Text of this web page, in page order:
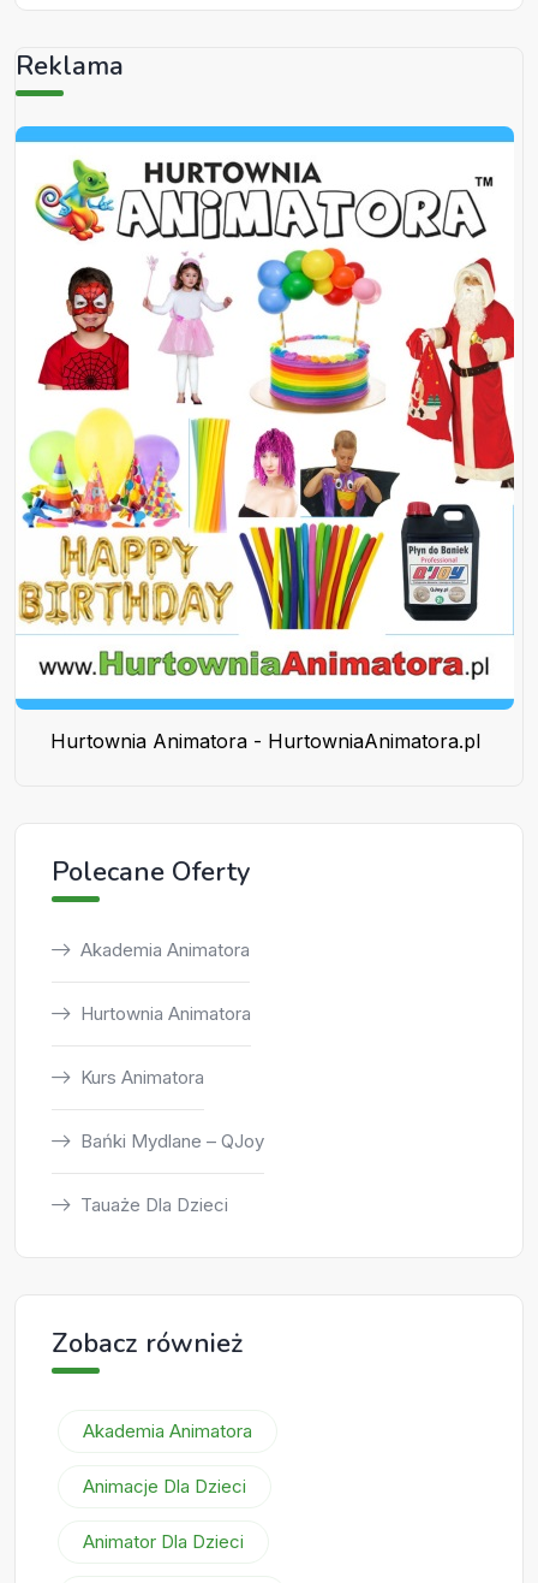
Reklama
Hurtownia Animatora - HurtowniaAnimatora.pl
Polecane Oferty
Akademia Animatora
Hurtownia Animatora
Kurs Animatora
Bańki Mydlane – QJoy
Tauaże Dla Dzieci
Zobacz również
Akademia Animatora
Animacje Dla Dzieci
Animator Dla Dzieci